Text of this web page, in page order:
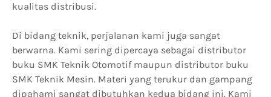
kualitas distribusi.
Di bidang teknik, perjalanan kami juga sangat
berwarna. Kami sering dipercaya sebagai distributor
buku SMK Teknik Otomotif maupun distributor buku
SMK Teknik Mesin. Materi yang terukur dan gampang
dipahami sangat dibutuhkan kedua bidang ini. Kami